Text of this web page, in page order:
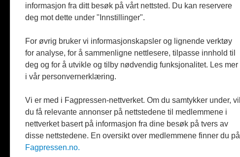
Følger Redaktørplakaten og Vær Varsom-
Utgis avABM-media AS,
org.nr: 990 863 970
informasjon fra ditt besøk på vårt nettsted. Du kan reservere
deg mot dette under "Innstillinger".
For øvrig bruker vi informasjonskapsler og lignende verktøy
for analyse, for å sammenligne nettlesere, tilpasse innhold til
deg og for å utvikle og tilby nødvendig funksjonalitet. Les mer
i vår personvernerklæring.
Vi er med i Fagpressen-nettverket. Om du samtykker under, vil
du få relevante annonser på nettstedene til medlemmene i
nettverket basert på informasjon fra dine besøk på tvers av
disse nettstedene. En oversikt over medlemmene finner du på
Fagpressen.no.